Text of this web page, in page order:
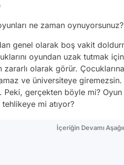
ne zaman oynuyorsunuz?
genel olarak boş vakit
oyundan uzak tutmak
zararlı olarak görür.
ve üniversiteye
Peki, gerçekten böyle mi?
mi atıyor?
İçeriğin Devamı